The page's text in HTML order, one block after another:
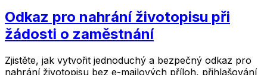
Odkaz pro nahrání životopisu při
žádosti o zaměstnání
Zjistěte, jak vytvořit jednoduchý a bezpečný odkaz pro
nahrání životopisu bez e-mailových příloh, přihlašování